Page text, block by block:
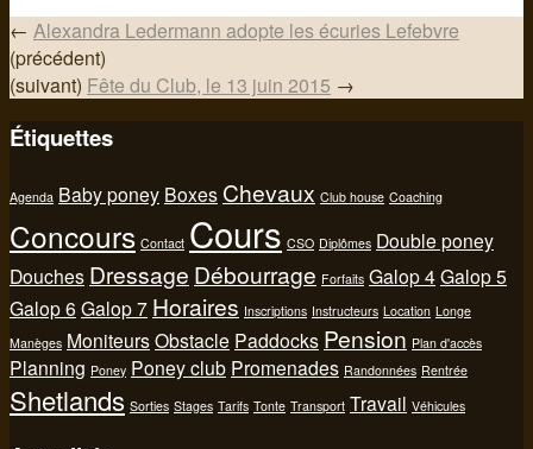
← Alexandra Ledermann adopte les écuries Lefebvre
(précédent)
(suivant) Fête du Club, le 13 juin 2015 →
Étiquettes
Agenda Baby poney Boxes Chevaux Club house Coaching
Concours Contact Cours CSO Diplômes Double poney
Douches Dressage Débourrage Forfaits Galop 4Galop 5
Galop 6 Galop 7 Horaires Inscriptions Instructeurs Location Longe
Manèges MoniteursObstacle Paddocks Pension Plan d'accès
Planning Poney Poney club Promenades Randonnées Rentrée
Shetlands Sorties Stages Tarifs Tonte Transport Travail Véhicules